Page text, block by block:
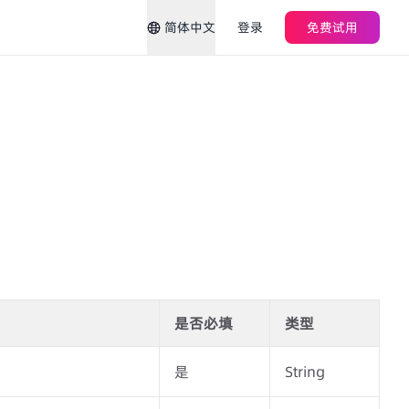
简体中文 登录 免费试用
是否必填 类型
是 String